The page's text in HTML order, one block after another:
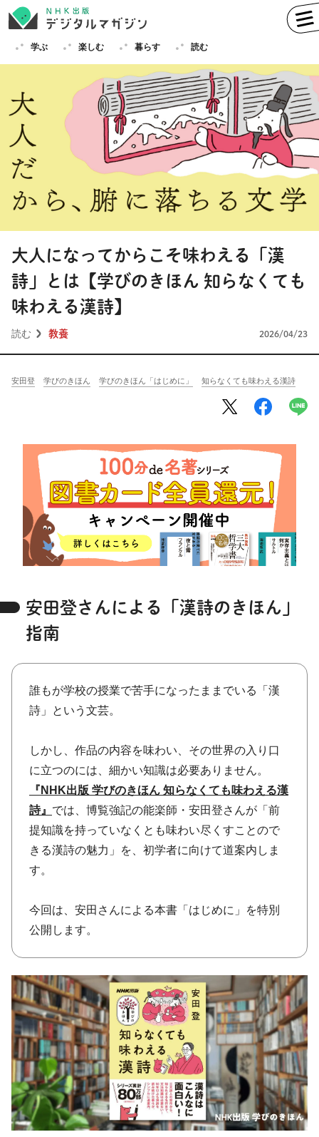
学ぶ 楽しむ 暮らす 読む
学ぶ 英語 フランス語
ドイツ語 イタリア語
スペイン語 ロシア語
中国語 ハングル（韓国語）
その他
楽しむ
暮らす 料理 園芸 ハンドメイド
健康 その他
NHKブックス 100分de名著
作品 その他
きょうの レシピ
レシピ その他
keyword
大人になってからこそ味わえる「漢
詩」とは【学びのきほん 知らなくても
味わえる漢詩】
読む 教養 2026/04/23
安田登 学びのきほん 学びのきほん「はじめに」 知らなくても味わえる漢詩
安田登さんによる「漢詩のきほん」
指南
誰もが学校の授業で苦手になったままでいる「漢
詩」という文芸。
しかし、作品の内容を味わい、その世界の入り口
に立つのには、細かい知識は必要ありません。
『NHK出版 学びのきほん 知らなくても味わえる漢
詩』 では、博覧強記の能楽師・安田登さんが「前
提知識を持っていなくとも味わい尽くすことので
きる漢詩の魅力」を、初学者に向けて道案内しま
す。
今回は、安田さんによる本書「はじめに」を特別
公開します。